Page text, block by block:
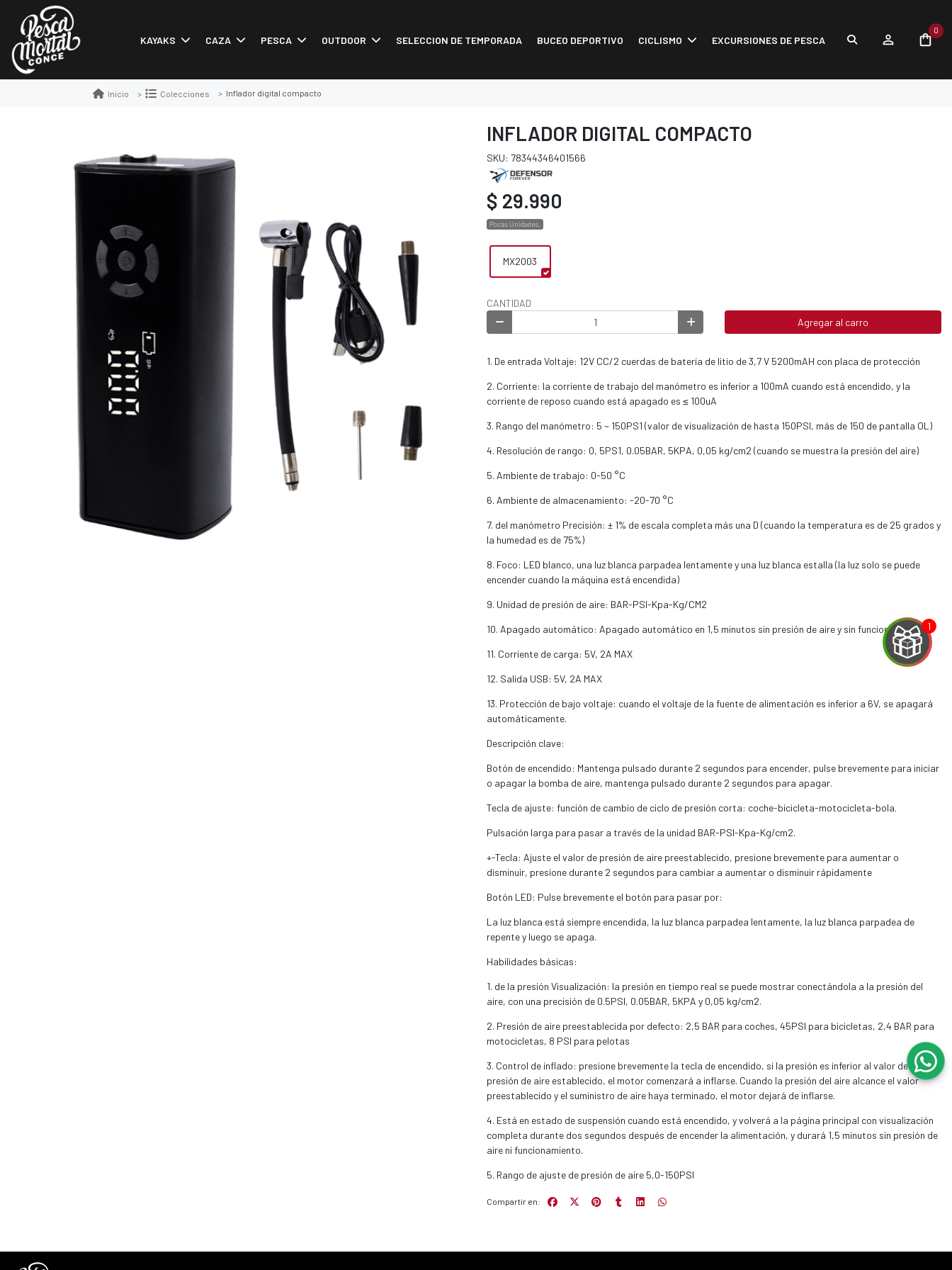
KAYAKS CAZA PESCA OUTDOOR SELECCION DE TEMPORADA BUCEO DEPORTIVO CICLISMO EXCURSIONES DE PESCA
0
Inicio Colecciones Inflador digital compacto
INFLADOR DIGITAL COMPACTO
SKU: 78344346401566
$ 29.990
Pocas Unidades.
MX2003
CANTIDAD
Agregar al carro
1. De entrada Voltaje: 12V CC/2 cuerdas de batería de litio de 3,7 V 5200mAH con placa de protección
2. Corriente: la corriente de trabajo del manómetro es inferior a 100mA cuando está encendido, y la
corriente de reposo cuando está apagado es ≤ 100uA
3. Rango del manómetro: 5 ~ 150PS1 (valor de visualización de hasta 150PSI, más de 150 de pantalla OL)
4. Resolución de rango: 0, 5PS1, 0.05BAR, 5KPA, 0,05 kg/cm2 (cuando se muestra la presión del aire)
5. Ambiente de trabajo: 0-50 °C
6. Ambiente de almacenamiento: -20-70 °C
7. del manómetro Precisión: ± 1% de escala completa más una D (cuando la temperatura es de 25 grados y
la humedad es de 75%)
8. Foco: LED blanco, una luz blanca parpadea lentamente y una luz blanca estalla (la luz solo se puede
encender cuando la máquina está encendida)
9. Unidad de presión de aire: BAR-PSI-Kpa-Kg/CM2
10. Apagado automático: Apagado automático en 1,5 minutos sin presión de aire y sin funcionamiento
11. Corriente de carga: 5V, 2A MAX
12. Salida USB: 5V, 2A MAX
13. Protección de bajo voltaje: cuando el voltaje de la fuente de alimentación es inferior a 6V, se apagará
automáticamente.
Descripción clave:
Botón de encendido: Mantenga pulsado durante 2 segundos para encender, pulse brevemente para iniciar
o apagar la bomba de aire, mantenga pulsado durante 2 segundos para apagar.
Tecla de ajuste: función de cambio de ciclo de presión corta: coche-bicicleta-motocicleta-bola.
Pulsación larga para pasar a través de la unidad BAR-PSI-Kpa-Kg/cm2.
+-Tecla: Ajuste el valor de presión de aire preestablecido, presione brevemente para aumentar o
disminuir, presione durante 2 segundos para cambiar a aumentar o disminuir rápidamente
Botón LED: Pulse brevemente el botón para pasar por:
La luz blanca está siempre encendida, la luz blanca parpadea lentamente, la luz blanca parpadea de
repente y luego se apaga.
Habilidades básicas:
1. de la presión Visualización: la presión en tiempo real se puede mostrar conectándola a la presión del
aire, con una precisión de 0.5PSI, 0.05BAR, 5KPA y 0,05 kg/cm2.
2. Presión de aire preestablecida por defecto: 2,5 BAR para coches, 45PSI para bicicletas, 2,4 BAR para
motocicletas, 8 PSI para pelotas
3. Control de inflado: presione brevemente la tecla de encendido, si la presión es inferior al valor de
presión de aire establecido, el motor comenzará a inflarse. Cuando la presión del aire alcance el valor
preestablecido y el suministro de aire haya terminado, el motor dejará de inflarse.
4. Está en estado de suspensión cuando está encendido, y volverá a la página principal con visualización
completa durante dos segundos después de encender la alimentación, y durará 1,5 minutos sin presión de
aire ni funcionamiento.
5. Rango de ajuste de presión de aire 5,0-150PSI
Compartir en: